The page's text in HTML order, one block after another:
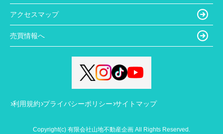
アクセスマップ
売買情報へ
利用規約 プライバシーポリシー サイトマップ
Copyright(c) 有限会社山地不動産企画 All Rights Reserved.